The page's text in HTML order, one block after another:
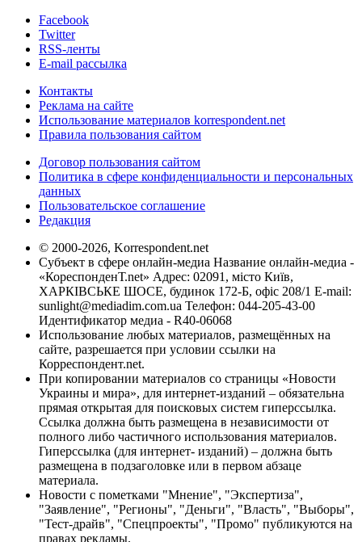
Facebook
Twitter
RSS-ленты
E-mail рассылка
Контакты
Реклама на сайте
Использование материалов korrespondent.net
Правила пользования сайтом
Договор пользования сайтом
Политика в сфере конфиденциальности и персональных
данных
Пользовательское соглашение
Редакция
© 2000-2026, Korrespondent.net
Субъект в сфере онлайн-медиа Название онлайн-медиа -
«КореспонденТ.net» Адрес: 02091, місто Київ,
ХАРКІВСЬКЕ ШОСЕ, будинок 172-Б, офіс 208/1 E-mail:
sunlight@mediadim.com.ua Телефон: 044-205-43-00
Идентификатор медиа - R40-06068
Использование любых материалов, размещённых на
сайте, разрешается при условии ссылки на
Корреспондент.net.
При копировании материалов со страницы «Новости
Украины и мира», для интернет-изданий – обязательна
прямая открытая для поисковых систем гиперссылка.
Ссылка должна быть размещена в независимости от
полного либо частичного использования материалов.
Гиперссылка (для интернет- изданий) – должна быть
размещена в подзаголовке или в первом абзаце
материала.
Новости с пометками "Мнение", "Экспертиза",
"Заявление", "Регионы", "Деньги", "Власть", "Выборы",
"Тест-драйв", "Спецпроекты", "Промо" публикуются на
правах рекламы.